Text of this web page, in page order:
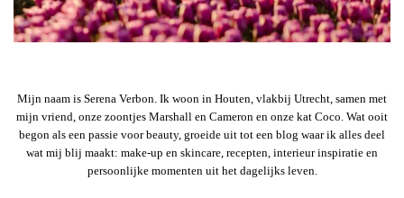
Mijn naam is Serena Verbon. Ik woon in Houten, vlakbij Utrecht, samen met
mijn vriend, onze zoontjes Marshall en Cameron en onze kat Coco. Wat ooit
begon als een passie voor beauty, groeide uit tot een blog waar ik alles deel
wat mij blij maakt: make-up en skincare, recepten, interieur inspiratie en
persoonlijke momenten uit het dagelijks leven.